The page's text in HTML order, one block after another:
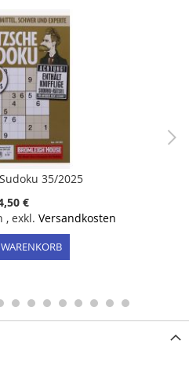
35/2025
€
, exkl. Versandkosten